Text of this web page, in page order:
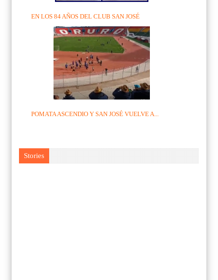
EN LOS 84 AÑOS DEL CLUB SAN JOSÉ
POMATA ASCENDIO Y SAN JOSÉ VUELVE A...
Stories